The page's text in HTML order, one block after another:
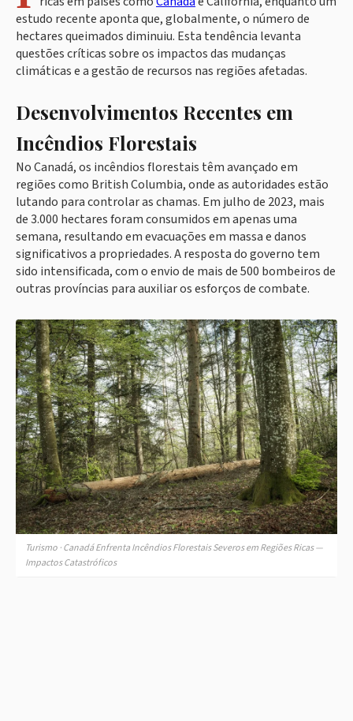
estudo recente aponta que, globalmente, o número de
hectares queimados diminuiu. Esta tendência levanta
questões críticas sobre os impactos das mudanças
climáticas e a gestão de recursos nas regiões afetadas.
Desenvolvimentos Recentes em
Incêndios Florestais
No Canadá, os incêndios florestais têm avançado em
regiões como British Columbia, onde as autoridades estão
lutando para controlar as chamas. Em julho de 2023, mais
de 3.000 hectares foram consumidos em apenas uma
semana, resultando em evacuações em massa e danos
significativos a propriedades. A resposta do governo tem
sido intensificada, com o envio de mais de 500 bombeiros de
outras províncias para auxiliar os esforços de combate.
Turismo · Canadá Enfrenta Incêndios Florestais Severos em Regiões Ricas —
Impactos Catastróficos